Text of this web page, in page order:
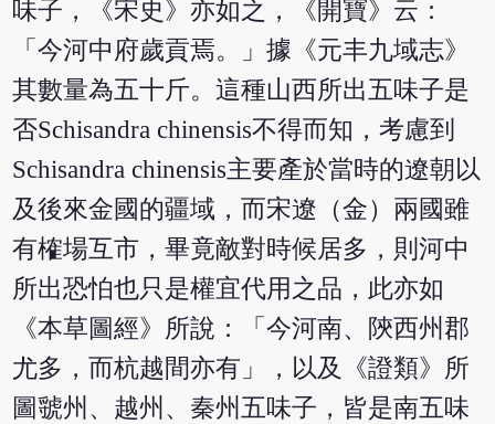
味子，《宋史》亦如之，《開寶》云：
「今河中府歲貢焉。」據《元丰九域志》
其數量為五十斤。這種山西所出五味子是
否Schisandra chinensis不得而知，考慮到
Schisandra chinensis主要產於當時的遼朝以
及後來金國的疆域，而宋遼（金）兩國雖
有榷場互市，畢竟敵對時候居多，則河中
所出恐怕也只是權宜代用之品，此亦如
《本草圖經》所說：「今河南、陝西州郡
尤多，而杭越間亦有」，以及《證類》所
圖虢州、越州、秦州五味子，皆是南五味